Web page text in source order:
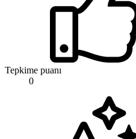
Tepkime puanı
0